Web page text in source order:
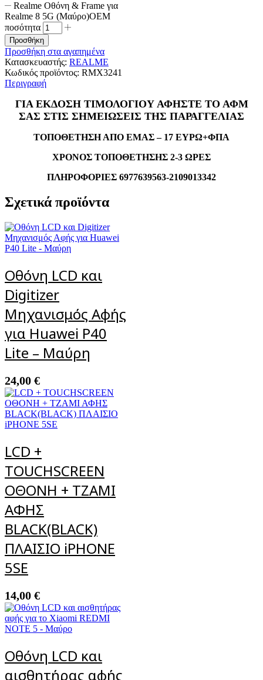
Realme Οθόνη & Frame για
Realme 8 5G (Μαύρο)OEM
ποσότητα
Προσθήκη
Προσθήκη στα αγαπημένα
Κατασκευαστής: REALME
Κωδικός προϊόντος: RMX3241
Περιγραφή
ΓΙΑ ΕΚΔΟΣΗ ΤΙΜΟΛΟΓΙΟΥ ΑΦΗΣΤΕ ΤΟ ΑΦΜ
ΣΑΣ ΣΤΙΣ ΣΗΜΕΙΩΣΕΙΣ ΤΗΣ ΠΑΡΑΓΓΕΛΙΑΣ
ΤΟΠΟΘΕΤΗΣΗ ΑΠΟ ΕΜΑΣ – 17 ΕΥΡΩ+ΦΠΑ
ΧΡΟΝΟΣ ΤΟΠΟΘΕΤΗΣΗΣ 2-3 ΩΡΕΣ
ΠΛΗΡΟΦΟΡΙΕΣ 6977639563-2109013342
Σχετικά προϊόντα
Οθόνη LCD και
Digitizer
Μηχανισμός Αφής
για Huawei P40
Lite – Μαύρη
24,00 €
LCD +
TOUCHSCREEN
ΟΘΟΝΗ + ΤΖΑΜΙ
ΑΦΗΣ
BLACK(BLACK)
ΠΛΑΙΣΙΟ iPHONE
5SE
14,00 €
Οθόνη LCD και
αισθητήρας αφής